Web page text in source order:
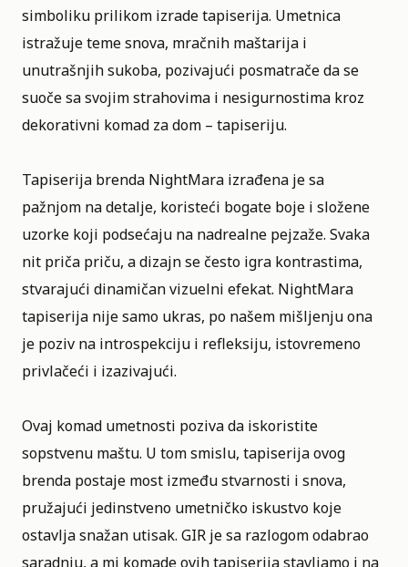
simboliku prilikom izrade tapiserija. Umetnica
istražuje teme snova, mračnih maštarija i
unutrašnjih sukoba, pozivajući posmatrače da se
suoče sa svojim strahovima i nesigurnostima kroz
dekorativni komad za dom – tapiseriju.
Tapiserija brenda NightMara izrađena je sa
pažnjom na detalje, koristeći bogate boje i složene
uzorke koji podsećaju na nadrealne pejzaže. Svaka
nit priča priču, a dizajn se često igra kontrastima,
stvarajući dinamičan vizuelni efekat. NightMara
tapiserija nije samo ukras, po našem mišljenju ona
je poziv na introspekciju i refleksiju, istovremeno
privlačeći i izazivajući.
Ovaj komad umetnosti poziva da iskoristite
sopstvenu maštu. U tom smislu, tapiserija ovog
brenda postaje most između stvarnosti i snova,
pružajući jedinstveno umetničko iskustvo koje
ostavlja snažan utisak. GIR je sa razlogom odabrao
saradnju, a mi komade ovih tapiserija stavljamo i na